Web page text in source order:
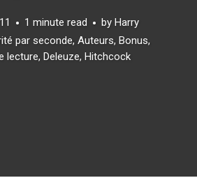
1 minute read by Harry
par seconde, Auteurs, Bonus,
lecture, Deleuze, Hitchcock